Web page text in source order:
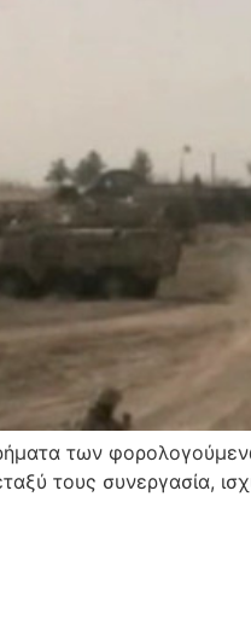
των
τους συνεργασία,